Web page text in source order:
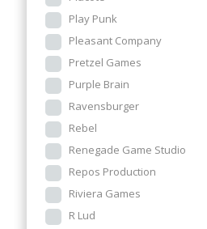
Play Punk
Pleasant Company
Pretzel Games
Purple Brain
Ravensburger
Rebel
Renegade Game Studio
Repos Production
Riviera Games
R Lud